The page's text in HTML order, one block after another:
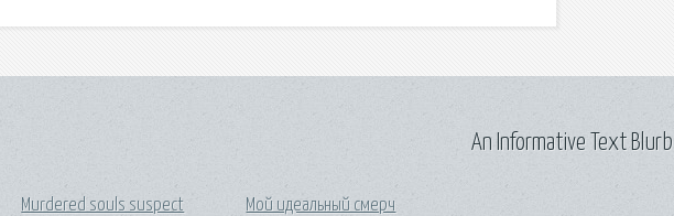
Murdered souls suspect
Мой идеальный смерч
An Informative Text Blurb